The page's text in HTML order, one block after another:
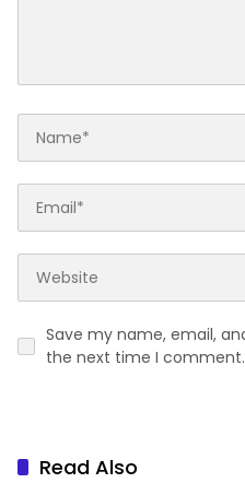
Save my name, email,
the next time I comment.
Read Also